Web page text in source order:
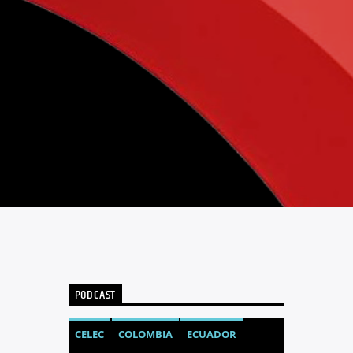
PODCAST
CELEC COLOMBIA ECUADOR